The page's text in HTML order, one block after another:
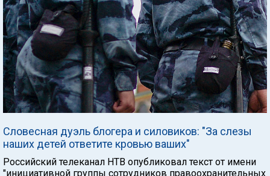
Словесная дуэль блогера и силовиков: "За слезы
наших детей ответите кровью ваших"
Российский телеканал НТВ опубликовал текст от имени
"инициативной группы сотрудников правоохранительных